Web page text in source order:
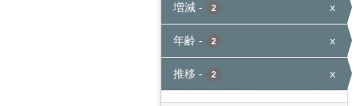
増減 - 2 x
年齢 - 2 x
推移 - 2 x